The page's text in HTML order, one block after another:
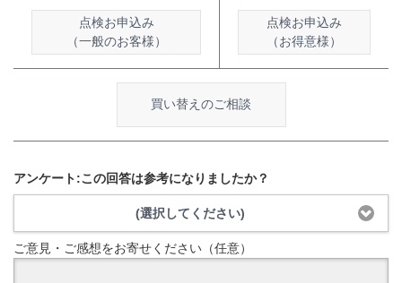
点検お申込み
（一般のお客様）
点検お申込み
（お得意様）
買い替えのご相談
アンケート:この回答は参考になりましたか？
(選択してください)
ご意見・ご感想をお寄せください（任意）